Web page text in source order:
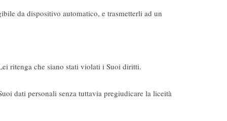
da dispositivo automatico, e trasmetterli ad un
ritenga che siano stati violati i Suoi diritti.
dati personali senza tuttavia pregiudicare la liceità